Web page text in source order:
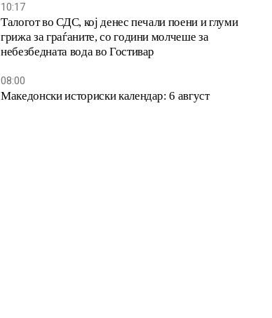
10:17
Талогот во СДС, кој денес печали поени и глуми
грижа за граѓаните, со години молчеше за
небезбедната вода во Гостивар
08:00
Македонски историски календар: 6 август